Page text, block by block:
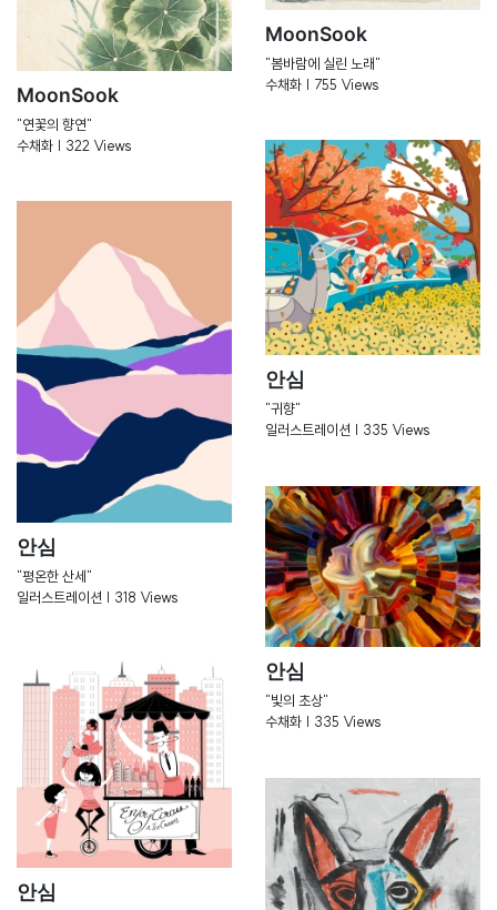
MoonSook
"연꽃의 향연"
수채화 | 322 Views
MoonSook
"봄바람에 실린 노래"
수채화 | 755 Views
안심
"평온한 산세"
일러스트레이션 | 318 Views
안심
"귀향"
일러스트레이션 | 335 Views
안심
안심
"빛의 초상"
수채화 | 335 Views